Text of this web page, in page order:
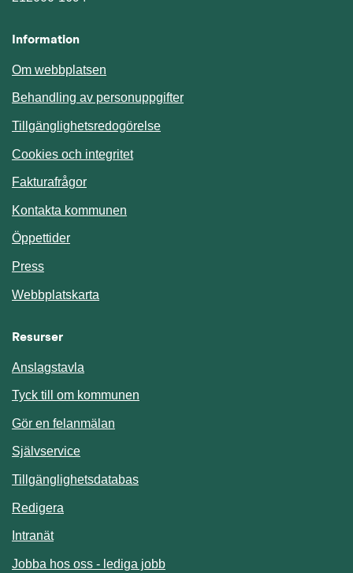
Information
Om webbplatsen
Behandling av personuppgifter
Tillgänglighetsredogörelse
Cookies och integritet
Fakturafrågor
Kontakta kommunen
Öppettider
Press
Webbplatskarta
Resurser
Anslagstavla
Tyck till om kommunen
Gör en felanmälan
SjälvserviceLänk till annan webbplats.
TillgänglighetsdatabasLänk till annan webbplats.
Redigera
IntranätLänk till annan webbplats.
Jobba hos oss - lediga jobb